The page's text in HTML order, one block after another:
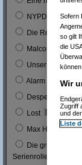
NYPD Blue
Die
Malcom
Unser Charly
Alarm für Cobra
Desperate
Lost
Max Headroom
Die grüne
Serienrolle...)
Sofern
so gilt
die
Wir
Zugriff
und
Liste